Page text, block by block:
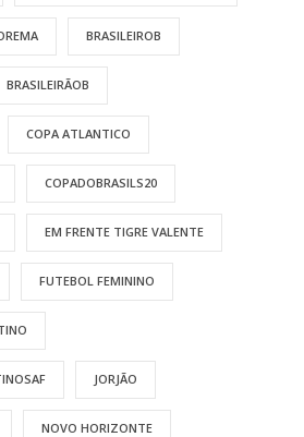
BRASILEIROB
BRASILEIRÃOB
COPA ATLANTICO
COPADOBRASILS20
EM FRENTE TIGRE VALENTE
FUTEBOL FEMININO
JORJÃO
NOVO HORIZONTE